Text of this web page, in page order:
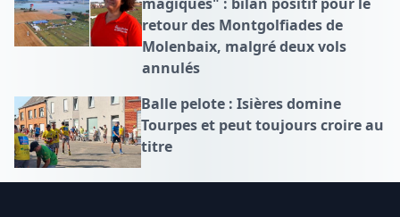
retour des Montgolfiades de
Molenbaix, malgré deux vols
annulés
Balle pelote : Isières domine
Tourpes et peut toujours croire au
titre